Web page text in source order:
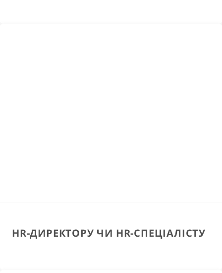
HR-ДИРЕКТОРУ ЧИ HR-СПЕЦІАЛІСТУ